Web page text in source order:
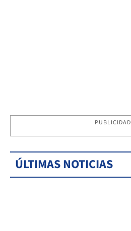
PUBLICIDAD
ÚLTIMAS NOTICIAS